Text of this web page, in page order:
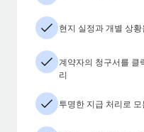
현지 실정과 개별 상
계약자의 청구서를 클
리
투명한 지급 처리로